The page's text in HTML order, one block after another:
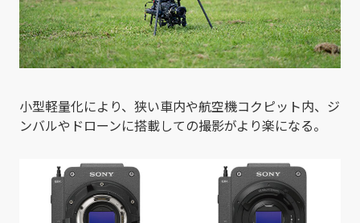
小型軽量化により、狭い車内や航空機コクピット内、ジ
ンバルやドローンに搭載しての撮影がより楽になる。